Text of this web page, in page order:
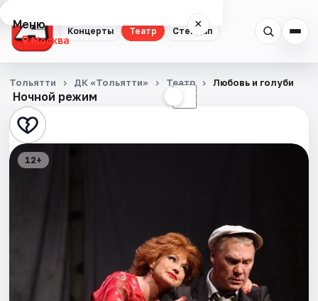
Концерты Театр Стендап
Меню ×
Москва
Концерты
Театр
Стендап
Ночной режим ☾
Тольятти ДК «Тольятти» Театр Любовь и голуби
12+